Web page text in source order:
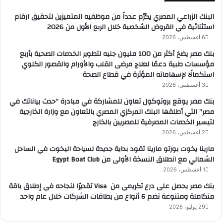
البنك الزراعي المصري يكرّم عدداً من موظفيه المتميزين لتحقيق ارقام
استثنائية في القروض الشخصية خلال الربع الأول من 2026
6 أغسطس، 2026
بنك مصر يضخ أكثر من 100 مليون جنيه لتطوير الخدمات الصحية بأربع
مؤسسات طبية دعمًا لعلاج مرضى القلب والأورام والقصور الكلوي
استكمالًا لإسهاماته المؤثرة في قطاع الصحة
3 أغسطس، 2026
بنك مصر يوقع بروتوكول تعاون للمشاركة في مبادرة “حدث بياناتك في
مصر” التي أطلقها البنك المركزي المصري بالتعاون مع وزارة الخارجية
لتيسير الخدمات المصرفية للمصريين بالخارج
2 أغسطس، 2026
مارينا يخوت بورتو مارينا تقود بداية جديدة لسياحة اليخوت في الساحل
الشمالي مع انطلاق النسخة الأولى من Egypt Boat Club
1 أغسطس، 2026
بنك مصر يحصل على درع تكريمي من Visa تقديرًا لنجاحه في إطلاق باقة
متكاملة ومتنوعة تضم 6 أنواع من بطاقات الشركات خلال عام واحد
29 يوليو، 2026